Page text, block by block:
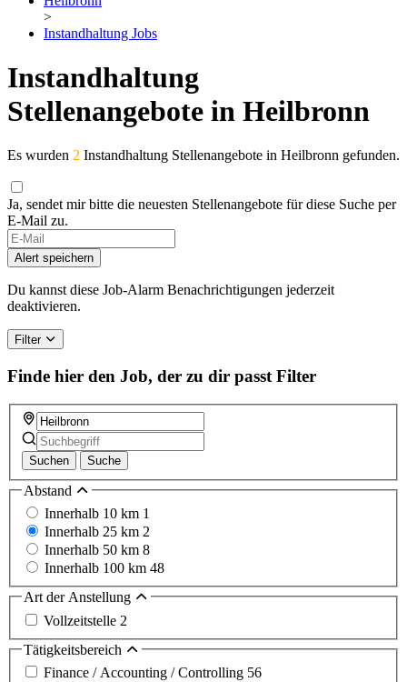
>
Instandhaltung Jobs
Instandhaltung
Stellenangebote in Heilbronn
Es wurden 2 Instandhaltung Stellenangebote in Heilbronn gefunden.
Ja, sendet mir bitte die neuesten Stellenangebote für diese Suche per
E-Mail zu.
If
you
are
a
human,
this
field
Alert speichern
Du kannst diese Job-Alarm Benachrichtigungen jederzeit
deaktivieren.
Filter
Finde hier den Job, der zu dir passt Filter
Suchen Suche
Abstand
Innerhalb 10 km 1
Innerhalb 25 km 2
Innerhalb 50 km 8
Innerhalb 100 km 48
Art der Anstellung
Vollzeitstelle 2
Tätigkeitsbereich
Finance / Accounting / Controlling 56